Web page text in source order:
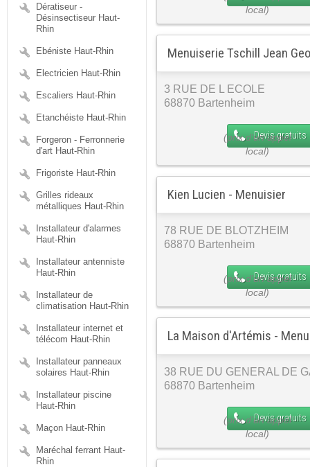
Dératiseur -
Désinsectiseur Haut-
Rhin
Ebéniste Haut-Rhin
Electricien Haut-Rhin
Escaliers Haut-Rhin
Etanchéiste Haut-Rhin
Forgeron - Ferronnerie
d'art Haut-Rhin
Frigoriste Haut-Rhin
Grilles rideaux
métalliques Haut-Rhin
Installateur d'alarmes
Haut-Rhin
Installateur antenniste
Haut-Rhin
Installateur de
climatisation Haut-Rhin
Installateur internet et
télécom Haut-Rhin
Installateur panneaux
solaires Haut-Rhin
Installateur piscine
Haut-Rhin
Maçon Haut-Rhin
Maréchal ferrant Haut-
Rhin
Menuiserie Tschill Jean
3 RUE DE L ECOLE
68870 Bartenheim
Devis gratuits
Kien Lucien - Menuisier
78 RUE DE BLOTZHEIM
68870 Bartenheim
Devis gratuits
La Maison d'Artémis -
38 RUE DU GENERAL DE
68870 Bartenheim
Devis gratuits